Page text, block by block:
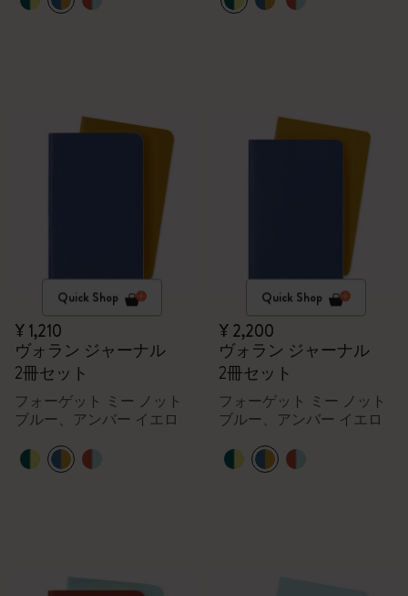
Quick Shop
¥ 1,210
ヴォラン ジャーナル
2冊セット
フォーゲット ミー ノット
ブルー、アンバー イエロ
Quick Shop
¥ 2,200
ヴォラン ジャーナル
2冊セット
フォーゲット ミー ノット
ブルー、アンバー イエロ